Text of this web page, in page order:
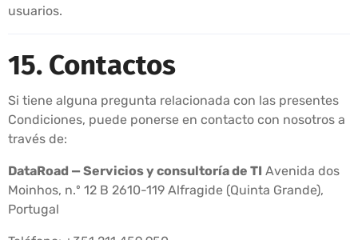
usuarios.
15. Contactos
Si tiene alguna pregunta relacionada con las presentes
Condiciones, puede ponerse en contacto con nosotros a
través de:
DataRoad — Servicios y consultoría de TI Avenida dos
Moinhos, n.º 12 B 2610-119 Alfragide (Quinta Grande),
Portugal